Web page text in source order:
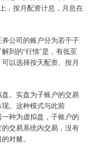
，按月配资计息，月息在
公司的账户分为若干子
到的“行情”是，有低至
以选择按天配资、按月
。实盘为子账户的交易
。这种模式与此前
种为虚拟盘，子账户的
交易系统内交易，没有
对赌。